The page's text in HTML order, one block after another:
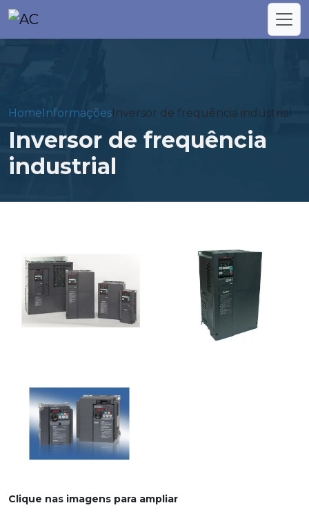
HomeInformaçõesInversor de frequência industrial
Inversor de frequência
industrial
Clique nas imagens para ampliar